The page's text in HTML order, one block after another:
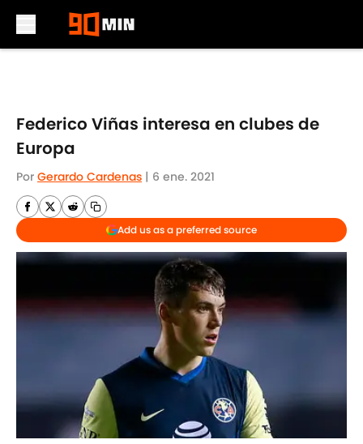
Federico Viñas interesa en clubes de
Europa
Por Gerardo Cardenas | 6 ene. 2021
Add us as a preferred source